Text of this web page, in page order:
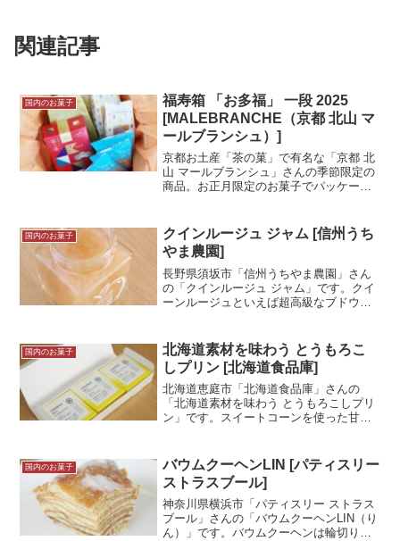
関連記事
国内のお菓子
福寿箱 「お多福」 一段 2025
[MALEBRANCHE（京都 北山 マ
ールブランシュ）]
京都お土産「茶の菓」で有名な「京都 北
山 マールブランシュ」さんの季節限定の
商品。お正月限定のお菓子でパッケージ
もあり、特別感満載です！中身のお菓子
は以前記事にしたもの...＜続きを読む＞
国内のお菓子
クインルージュ ジャム [信州うち
やま農園]
長野県須坂市「信州うちやま農園」さん
の「クインルージュ ジャム」です。クイ
ーンルージュといえば超高級なブドウ品
と思いましたがジャムになっても美味し
かったです！試食メモ小...＜続きを読む
＞
国内のお菓子
北海道素材を味わう とうもろこ
しプリン [北海道食品庫]
北海道恵庭市「北海道食品庫」さんの
「北海道素材を味わう とうもろこしプリ
ン」です。スイートコーンを使った甘い
るお菓子です！試食メモ北海道食品庫 玉
川高島屋S.C店にて購...＜続きを読む＞
国内のお菓子
バウムクーヘンLIN [パティスリー
ストラスブール]
神奈川県横浜市「パティスリー ストラス
ブール」さんの「バウムクーヘンLIN（り
ん）」です。バウムクーヘンは輪切りの